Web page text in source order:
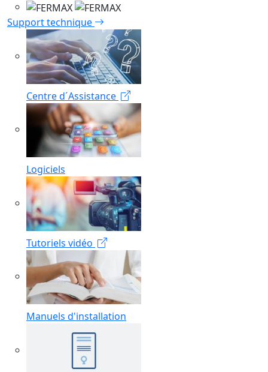
Support technique
Centre d´Assistance
Logiciels
Tutoriels vidéo
Manuels d'installation